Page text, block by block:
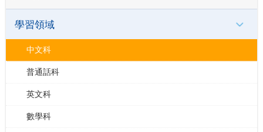
學習領域
中文科
普通話科
英文科
數學科